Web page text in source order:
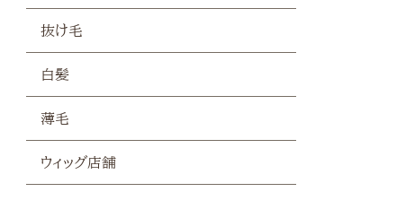
抜け毛
白髪
薄毛
ウィッグ店舗